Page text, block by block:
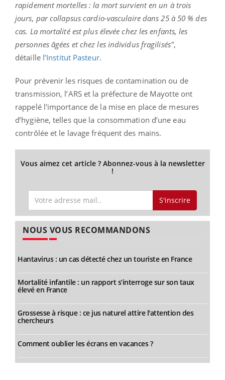
rapidement mortelles : la mort survient en un à trois
jours, par collapsus cardio-vasculaire dans 25 à 50 % des
cas. La mortalité est plus élevée chez les enfants, les
personnes âgées et chez les individus fragilisés",
détaille l’Institut Pasteur.
Pour prévenir les risques de contamination ou de
transmission, l’ARS et la préfecture de Mayotte ont
rappelé l'importance de la mise en place de mesures
d’hygiène, telles que la consommation d’une eau
contrôlée et le lavage fréquent des mains.
Vous aimez cet article ? Abonnez-vous à la newsletter
!
S'inscrire
NOUS VOUS RECOMMANDONS
Hantavirus : un cas détecté chez un touriste en France
Mortalité infantile : un rapport s’interroge sur son taux
élevé en France
Grossesse à risque : ce jus naturel attire l'attention des
chercheurs
Comment oublier les écrans en vacances ?